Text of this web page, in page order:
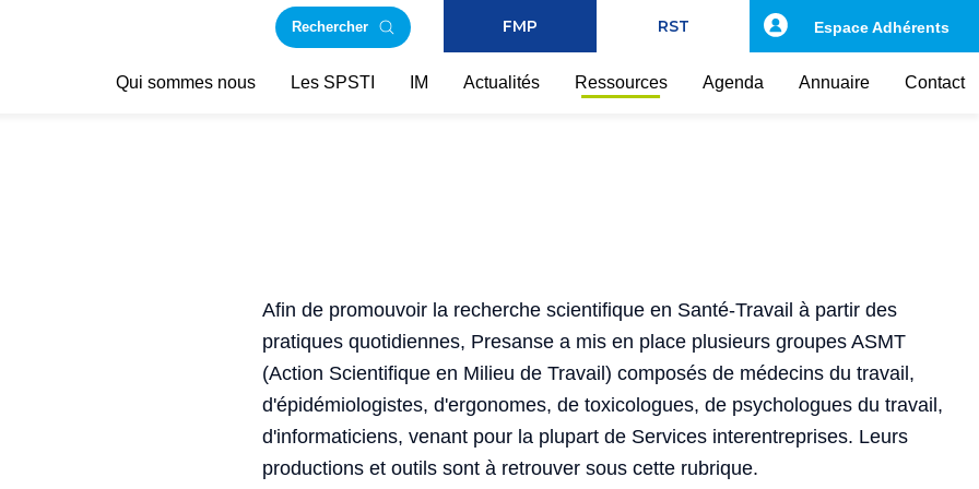
Rechercher FMP RST
Qui sommes nous Les SPSTI IM Actualités Ressources Agenda Annuaire Contact
Espace Adhérents
Afin de promouvoir la recherche scientifique en Santé-Travail à partir des
pratiques quotidiennes, Presanse a mis en place plusieurs groupes ASMT
(Action Scientifique en Milieu de Travail) composés de médecins du travail,
d'épidémiologistes, d'ergonomes, de toxicologues, de psychologues du travail,
d'informaticiens, venant pour la plupart de Services interentreprises. Leurs
productions et outils sont à retrouver sous cette rubrique.